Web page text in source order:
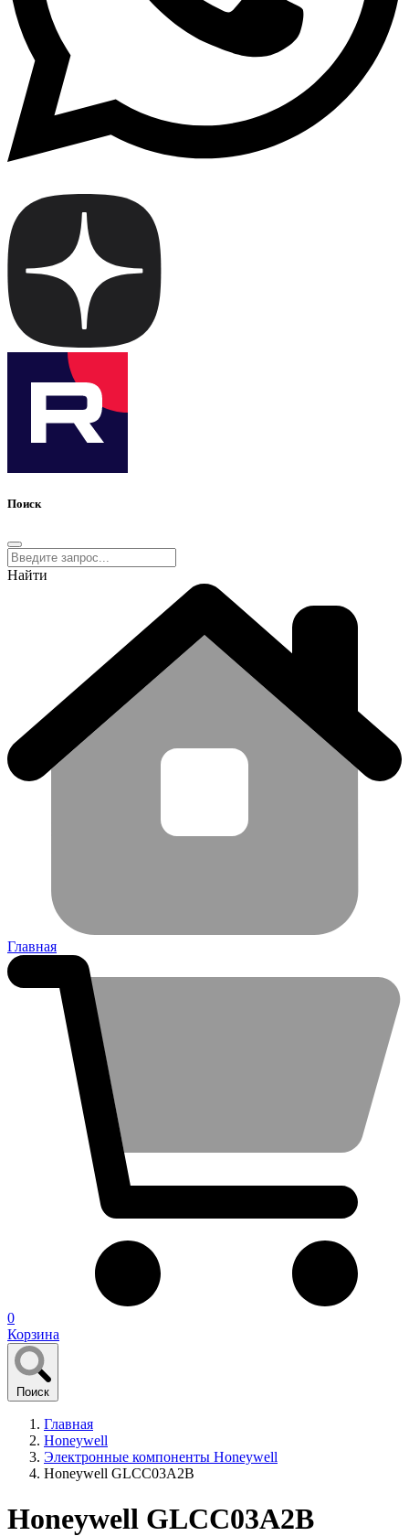
Поиск
Найти
Главная
0
Корзина
Поиск
Главная
Honeywell
Электронные компоненты Honeywell
Honeywell GLCC03A2B
Honeywell GLCC03A2B